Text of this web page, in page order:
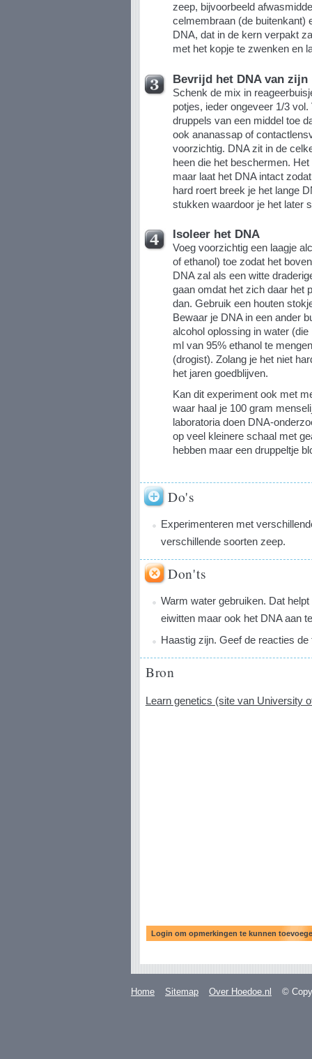
zeep, bijvoorbeeld
celmembraan (de buitenkant)
DNA, dat in de kern verpakt
met het kopje te zwenken en
Bevrijd het DNA van
Schenk de mix in
potjes, ieder ongeveer 1/3
druppels van een middel toe
ook ananassap of
voorzichtig. DNA zit in de
heen die het beschermen.
maar laat het DNA intact
hard roert breek je het lange
stukken waardoor je het later
Isoleer het DNA
Voeg voorzichtig een laagje
of ethanol) toe zodat het
DNA zal als een witte
gaan omdat het zich daar het
dan. Gebruik een houten
Bewaar je DNA in een ander
alcohol oplossing in water
ml van 95% ethanol te
(drogist). Zolang je het niet
het jaren goedblijven.
Kan dit experiment ook met
waar haal je 100 gram
laboratoria doen DNA-
op veel kleinere schaal met
hebben maar een druppeltje
Do's
Experimenteren met
verschillende soorten zeep.
Don'ts
Warm water gebruiken. Dat
eiwitten maar ook het DNA aan
Haastig zijn. Geef de reacties
Bron
Learn genetics (site van University
Home Sitemap Over Hoedoe.nl ©